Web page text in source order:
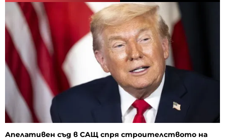
Апелативен съд в САЩ спря строителството на